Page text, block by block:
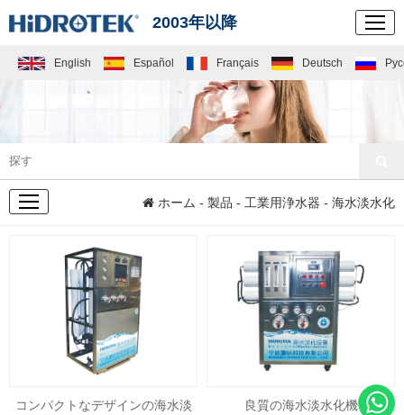
2003年以降
English Español Français Deutsch
製品
ホーム - 製品 - 工業用浄水器 - 海水淡水化
コンパクトなデザインの海水淡
良質の海水淡水化機